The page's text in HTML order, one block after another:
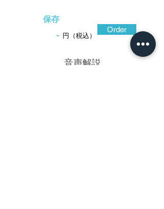
保存
- 円（税込）
Order
​音声解説